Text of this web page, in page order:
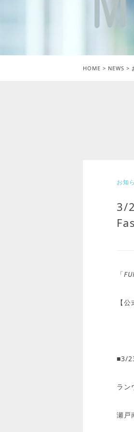
HOME > NEWS >
3/
お知
「
【
■3/
ラン
瀬戸